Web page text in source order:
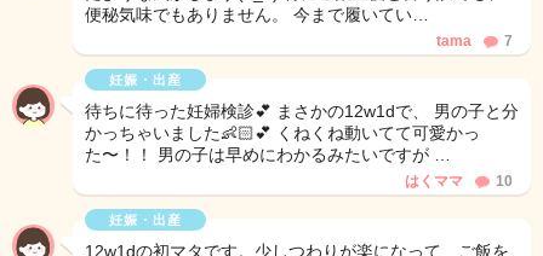
便秘気味でもありません。 今まで履いてい…
tama 7
妊娠・出産
待ちに待った妊婦検診💕 まさかの12w1dで、 男の子と分
かっちゃいました👶🏻💕 くねくね動いてて可愛かっ
た〜！！ 男の子は早めにわかるみたいですが …
はくママ 10
妊娠・出産
12w1dの初マタです。少しつわりが楽になって、ご飯を